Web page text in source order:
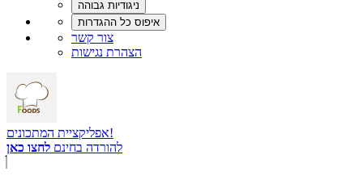
צור קשר
הצהרת נגישות
אפליקציית המתכונים!
להורדה בחינם לחצו כאן